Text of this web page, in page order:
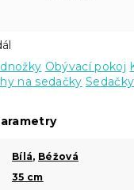
Obývací pokoj
na sedačky
Bílá, Béžová
35 cm